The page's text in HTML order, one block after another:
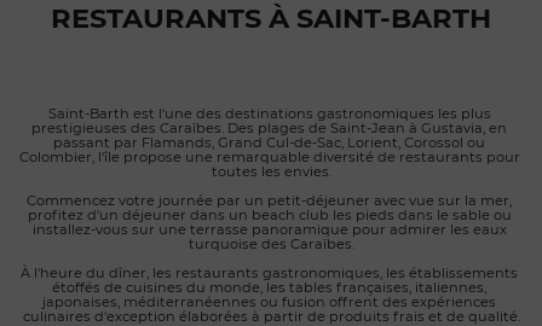
RESTAURANTS À SAINT-BARTH
Saint-Barth est l'une des destinations gastronomiques les plus
prestigieuses des Caraïbes. Des plages de Saint-Jean à Gustavia, en
passant par Flamands, Grand Cul-de-Sac, Lorient, Corossol ou
Colombier, l'île propose une remarquable diversité de restaurants pour
toutes les envies.
Commencez votre journée par un petit-déjeuner avec vue sur la mer,
profitez d'un déjeuner dans un beach club les pieds dans le sable ou
installez-vous sur une terrasse panoramique pour admirer les eaux
turquoise des Caraïbes.
À l'heure du dîner, les restaurants gastronomiques, les établissements
étoffés de cuisines du monde, les tables françaises, italiennes,
japonaises, méditerranéennes ou fusion offrent des expériences
culinaires d'exception élaborées à partir de produits frais et de qualité.